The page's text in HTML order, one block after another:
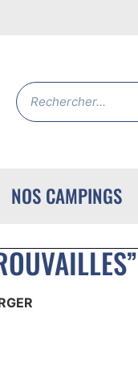
NOS CAMPINGS